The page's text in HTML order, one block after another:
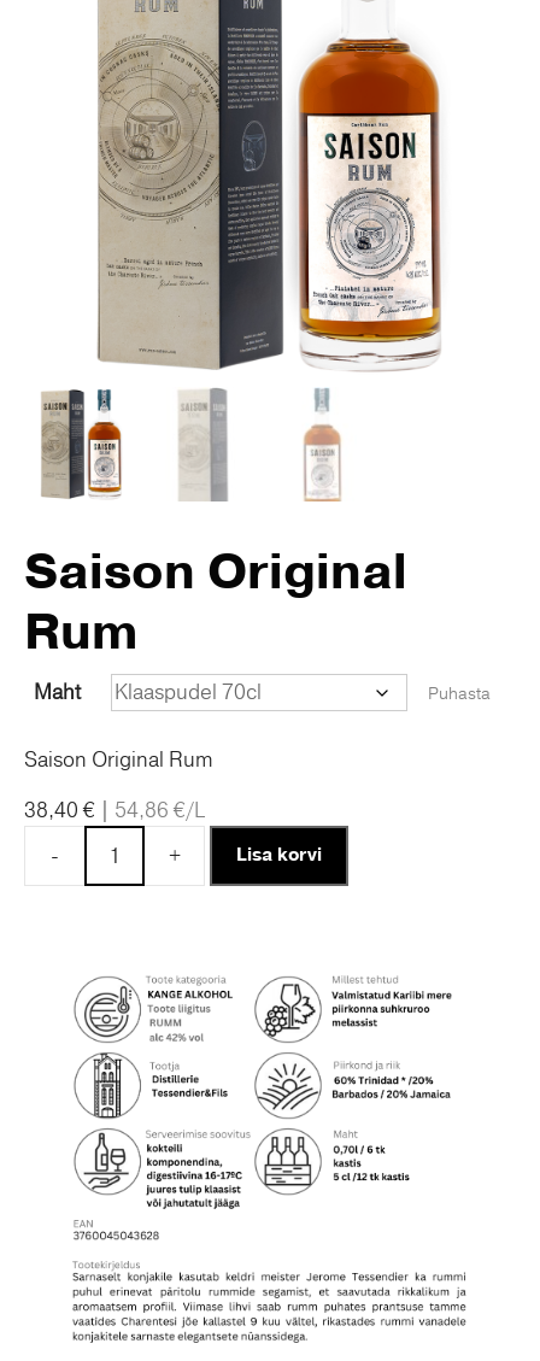
Saison Original
Rum
Maht Puhasta
Saison Original Rum
38,40€ 54,86 €/L
-
Saison
+ Lisa korvi